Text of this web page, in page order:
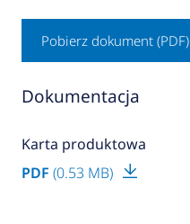
Pobierz dokument (PDF)
Dokumentacja
Karta produktowa
PDF (0.53 MB)